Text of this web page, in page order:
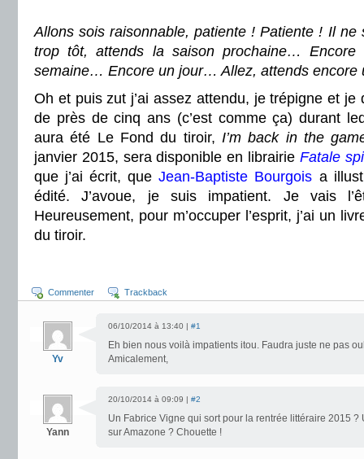
Allons sois raisonnable, patiente ! Patiente ! Il ne
trop tôt, attends la saison prochaine…
semaine… Encore un jour… Allez, attends
Oh et puis zut j’ai assez attendu, je trépigne et
de près de cinq ans (c’est comme ça) durant
aura été Le Fond du tiroir, I’m back in the
janvier 2015, sera disponible en librairie Fatale
que j’ai écrit, queJean-Baptiste Bourgois a
édité. J’avoue, je suis impatient. Je vais
Heureusement, pour m’occuper l’esprit, j’ai un
du tiroir.
Commenter Trackback
Yv
06/10/2014 à 13:40 | #1
Eh bien nous voilà impatients itou. Faudra juste ne pas
Amicalement,
Yann
20/10/2014 à 09:09 | #2
Un Fabrice Vigne qui sort pour la rentrée littéraire 2015 ?
sur Amazone ? Chouette !